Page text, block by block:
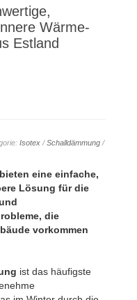
Wärme-
Estland
Isotex /Schalldämmung /
eine einfache,
Lösung für die
die
vorkommen
ist das häufigste